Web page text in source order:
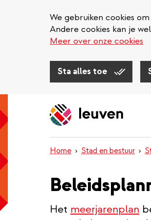
We gebruiken cookies
Andere cookies kan je
Meer over onze cookies
Sta alles toe
Home Stad en bestuur
Het meerjarenplan